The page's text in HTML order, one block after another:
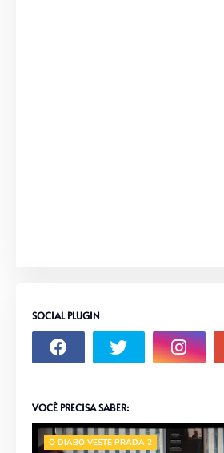
SOCIAL PLUGIN
VOCÊ PRECISA SABER:
O DIABO VESTE PRADA 2